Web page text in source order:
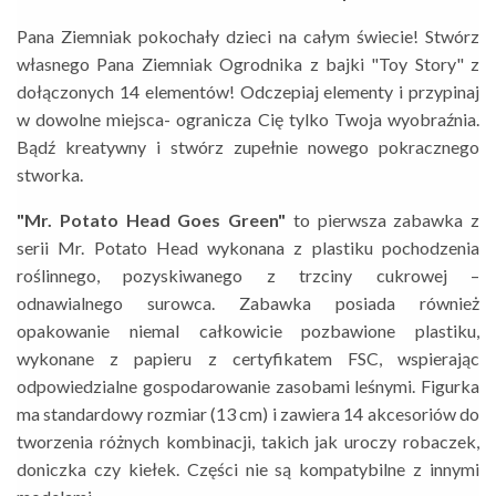
Pana Ziemniak pokochały dzieci na całym świecie! Stwórz
własnego Pana Ziemniak Ogrodnika z bajki "Toy Story" z
dołączonych 14 elementów! Odczepiaj elementy i przypinaj
w dowolne miejsca- ogranicza Cię tylko Twoja wyobraźnia.
Bądź kreatywny i stwórz zupełnie nowego pokracznego
stworka.
"Mr. Potato Head Goes Green" to pierwsza zabawka z
serii Mr. Potato Head wykonana z plastiku pochodzenia
roślinnego, pozyskiwanego z trzciny cukrowej –
odnawialnego surowca. Zabawka posiada również
opakowanie niemal całkowicie pozbawione plastiku,
wykonane z papieru z certyfikatem FSC, wspierając
odpowiedzialne gospodarowanie zasobami leśnymi. Figurka
ma standardowy rozmiar (13 cm) i zawiera 14 akcesoriów do
tworzenia różnych kombinacji, takich jak uroczy robaczek,
doniczka czy kiełek. Części nie są kompatybilne z innymi